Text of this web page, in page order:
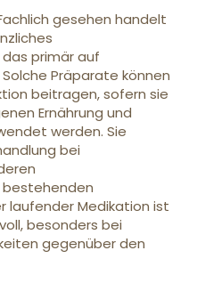
gesehen handelt
primär auf
Präparate können
beitragen, sofern sie
Ernährung und
werden. Sie
bei
bestehenden
laufender Medikation ist
besonders bei
gegenüber den